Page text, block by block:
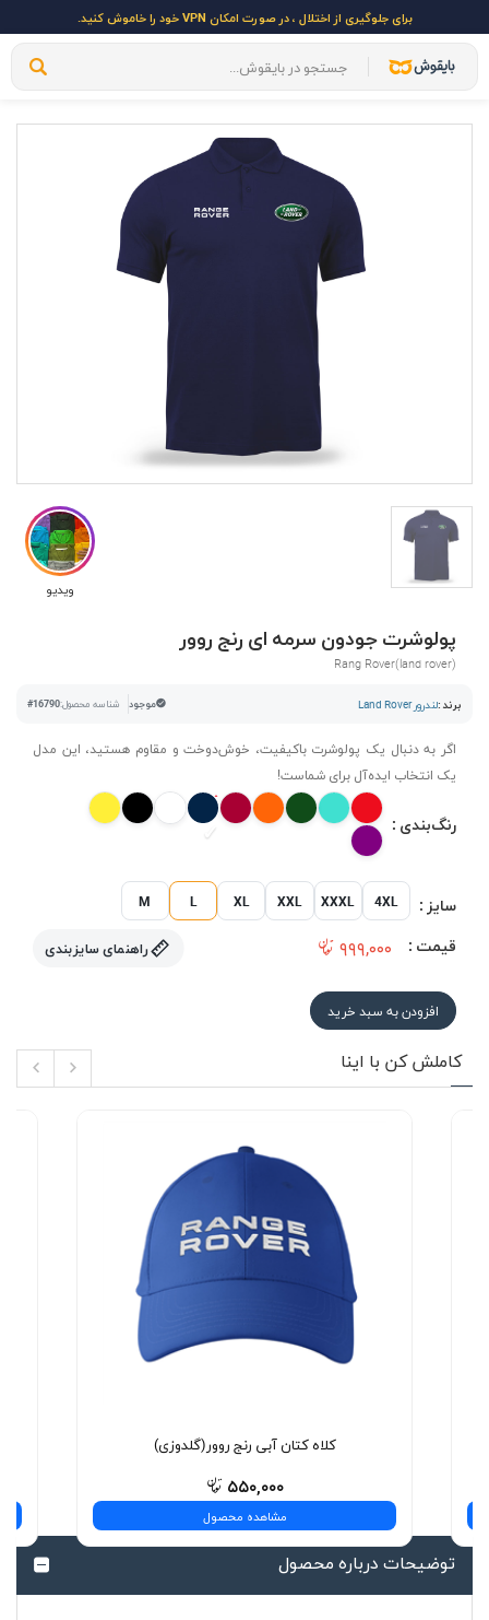
برای جلوگیری از اختلال ، در صورت امکان VPN خود را خاموش کنید.
ویدیو
پولوشرت جودون سرمه ای رنج روور
Rang Rover(land rover)
برند :لندرور Land Rover موجود شناسه محصول:#16790
اگر به دنبال یک پولوشرت باکیفیت، خوش‌دوخت و مقاوم هستید، این مدل
یک انتخاب ایده‌آل برای شماست!
رنگ‌بندی :
سایز : M L XL XXL XXXL 4XL
قیمت : ۹۹۹,۰۰۰ راهنمای سایزبندی
افزودن به سبد خرید
کاملش کن با اینا
کلاه کتان آبی رنج روور(گلدوزی)
۵۵۰,۰۰۰
مشاهده محصول
توضیحات درباره محصول